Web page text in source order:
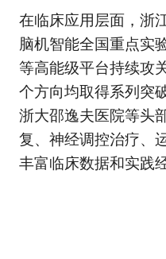
在临床应用层面，浙
脑机智能全国重点实
等高能级平台持续攻
个方向均取得系列突
浙大邵逸夫医院等头
复、神经调控治疗、
丰富临床数据和实践经